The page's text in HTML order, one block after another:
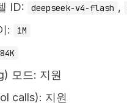
ID: deepseek-v4-flash ,
: 1M
모드: 지원
calls): 지원